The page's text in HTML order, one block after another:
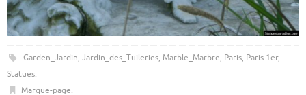
Garden_Jardin, Jardin_des_Tuileries, Marble_Marbre, Paris, Paris 1er,
Statues.
Marque-page.